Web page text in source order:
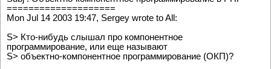
====================
Mon Jul 14 2003 19:47, Sergey wrote to All:
S> Кто-нибудь слышал про компонентное
программирование, или еще называют
S> объектно-компонентное программирование (ОКП)?